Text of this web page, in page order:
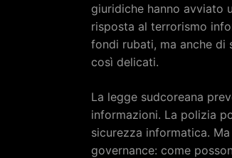
giuridiche hanno avviato
risposta al terrorismo
fondi rubati, ma anche di
così delicati.
La legge sudcoreana
informazioni. La polizia
sicurezza informatica.
governance: come